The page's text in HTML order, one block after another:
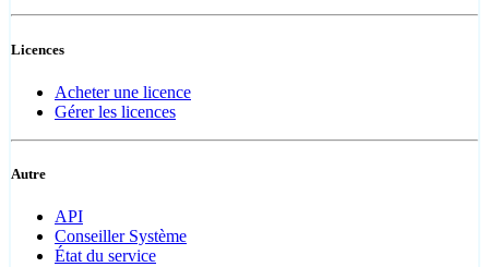
Licences
Acheter une licence
Gérer les licences
Autre
API
Conseiller Système
État du service